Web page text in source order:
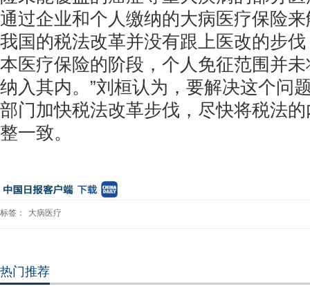
通过企业和个人缴纳的大病医疗保险
我国的税法改革并没有跟上医改的步
本医疗保险的阶段，个人免征范围并
纳入其内。”刘桓认为，要解决这个问
部门加快税法改革步伐，尽快将税法
整一致。
标签： 大病医疗
热门推荐